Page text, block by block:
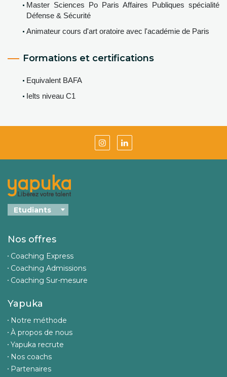
Master Sciences Po Paris Affaires Publiques spécialité
Défense & Sécurité
Animateur cours d'art oratoire avec l'académie de Paris
Formations et certifications
Equivalent BAFA
Ielts niveau C1
Nos offres
Coaching Express
Coaching Admissions
Coaching Sur-mesure
Yapuka
Notre méthode
À propos de nous
Yapuka recrute
Nos coachs
Partenaires